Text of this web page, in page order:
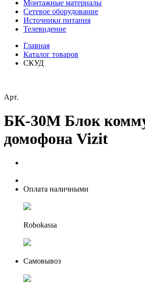
Монтажные материалы
Сетевое оборудование
Источники питания
Телевидение
Главная
Каталог товаров
СКУД
Арт.
БК-30М Блок
домофона Vizit
Оплата наличными
Robokassa
Самовывоз